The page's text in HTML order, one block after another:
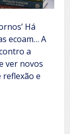
Há
ecoam… A
a
ver novos
reflexão e